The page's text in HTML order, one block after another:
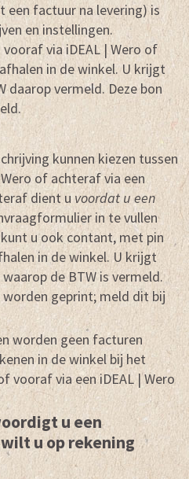
een factuur na levering) is
en instellingen.
via iDEAL | Wero of
in de winkel. U krijgt
daarop vermeld. Deze bon
kunnen kiezen tussen
of achteraf via een
dient u voordat u een
in te vullen
u ook contant, met pin
in de winkel. U krijgt
de BTW is vermeld.
worden geprint; meld dit bij
worden geen facturen
in de winkel bij het
vooraf via een iDEAL | Wero
u een
u op rekening